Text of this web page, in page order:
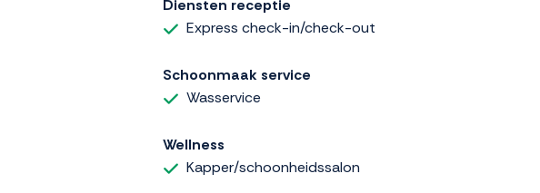
Diensten receptie
Express check-in/check-out
Schoonmaak service
Wasservice
Wellness
Kapper/schoonheidssalon